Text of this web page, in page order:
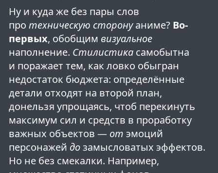
Ну и куда же без пары слов
про техническую сторонуаниме? Во-
первых, обобщим визуальное
наполнение. Стилистикасамобытна
и поражает тем, как ловко обыгран
недостаток бюджета: определённые
детали отходят на второй план,
донельзя упрощаясь, чтоб перекинуть
максимум сил и средств в проработку
важных объектов — от эмоций
персонажей дозамысловатых эффектов.
Но не без смекалки. Например,